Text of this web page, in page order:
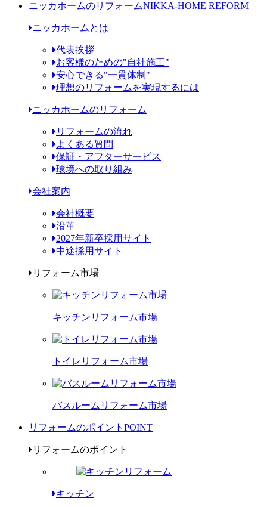
ニッカホームのリフォームNIKKA-HOME REFORM
ニッカホームとは
代表挨拶
お客様のための"自社施工"
安心できる"一貫体制"
理想のリフォームを実現するには
ニッカホームのリフォーム
リフォームの流れ
よくある質問
保証・アフターサービス
環境への取り組み
会社案内
会社概要
沿革
2027年新卒採用サイト
中途採用サイト
リフォーム市場
キッチンリフォーム市場
トイレリフォーム市場
バスルームリフォーム市場
リフォームのポイント POINT
リフォームのポイント
キッチン